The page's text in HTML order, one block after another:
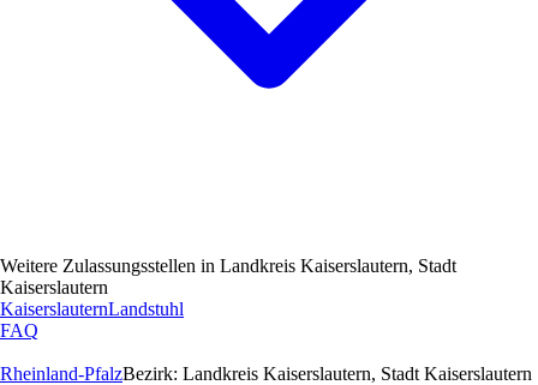
Weitere Zulassungsstellen in Landkreis Kaiserslautern, Stadt
Kaiserslautern
KaiserslauternLandstuhl
FAQ
Rheinland-PfalzBezirk: Landkreis Kaiserslautern, Stadt Kaiserslautern